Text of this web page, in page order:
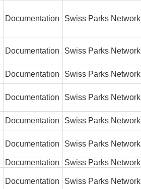
Documentation Swiss Parks Network
Documentation Swiss Parks Network
Documentation Swiss Parks Network
Documentation Swiss Parks Network
Documentation Swiss Parks Network
Documentation Swiss Parks Network
Documentation Swiss Parks Network
Documentation Swiss Parks Network